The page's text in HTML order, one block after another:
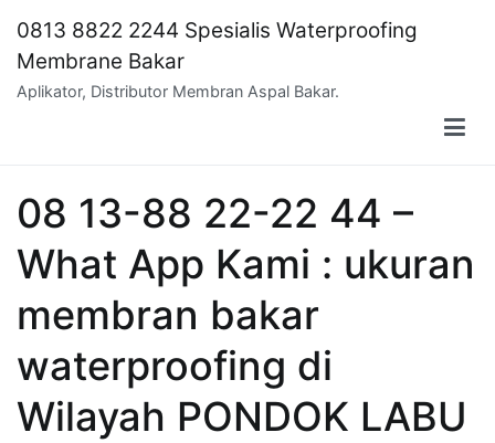
content
0813 8822 2244 Spesialis Waterproofing
Membrane Bakar
Aplikator, Distributor Membran Aspal Bakar.
08 13-88 22-22 44 –
What App Kami : ukuran
membran bakar
waterproofing di
Wilayah PONDOK LABU